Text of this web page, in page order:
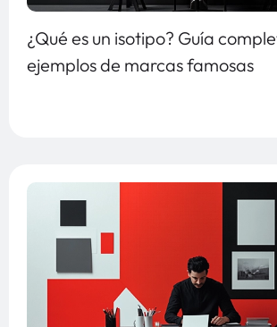
¿Qué es un isotipo? Guía
ejemplos de marcas famosas